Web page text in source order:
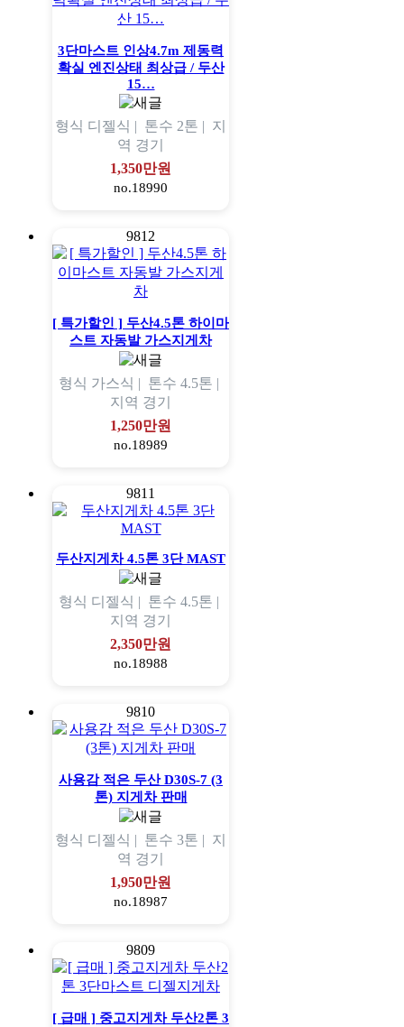
3단마스트 인상4.7m 제동력
확실 엔진상태 최상급 / 두산
15…
형식 디젤식 | 톤수 2톤 | 지
역 경기
1,350만원
no.18990
9812
[ 특가할인 ] 두산4.5톤 하이마
스트 자동발 가스지게차
형식 가스식 | 톤수 4.5톤 |
지역 경기
1,250만원
no.18989
9811
두산지게차 4.5톤 3단 MAST
형식 디젤식 | 톤수 4.5톤 |
지역 경기
2,350만원
no.18988
9810
사용감 적은 두산 D30S-7 (3
톤) 지게차 판매
형식 디젤식 | 톤수 3톤 | 지
역 경기
1,950만원
no.18987
9809
[ 급매 ] 중고지게차 두산2톤 3